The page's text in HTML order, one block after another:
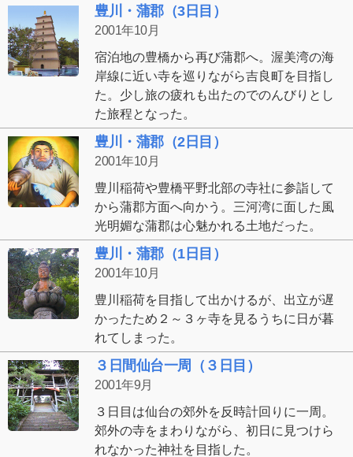
豊川・蒲郡（3日目）
2001年10月
宿泊地の豊橋から再び蒲郡へ。渥美湾の海
岸線に近い寺を巡りながら吉良町を目指し
た。少し旅の疲れも出たのでのんびりとし
た旅程となった。
豊川・蒲郡（2日目）
2001年10月
豊川稲荷や豊橋平野北部の寺社に参詣して
から蒲郡方面へ向かう。三河湾に面した風
光明媚な蒲郡は心魅かれる土地だった。
豊川・蒲郡（1日目）
2001年10月
豊川稲荷を目指して出かけるが、出立が遅
かったため２～３ヶ寺を見るうちに日が暮
れてしまった。
３日間仙台一周（３日目）
2001年9月
３日目は仙台の郊外を反時計回りに一周。
郊外の寺をまわりながら、初日に見つけら
れなかった神社を目指した。